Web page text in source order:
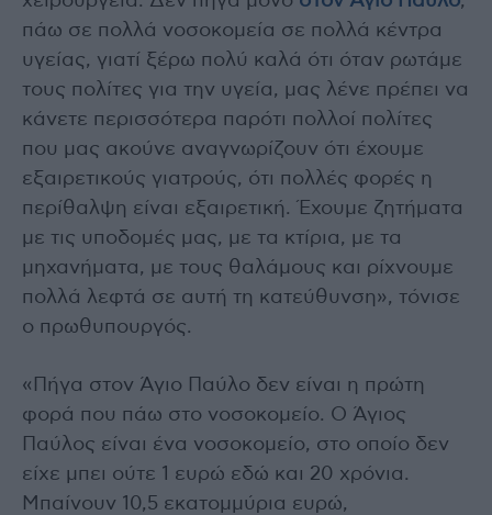
πάω σε πολλά νοσοκομεία σε πολλά κέντρα
υγείας, γιατί ξέρω πολύ καλά ότι όταν ρωτάμε
τους πολίτες για την υγεία, μας λένε πρέπει να
κάνετε περισσότερα παρότι πολλοί πολίτες
που μας ακούνε αναγνωρίζουν ότι έχουμε
εξαιρετικούς γιατρούς, ότι πολλές φορές η
περίθαλψη είναι εξαιρετική. Έχουμε ζητήματα
με τις υποδομές μας, με τα κτίρια, με τα
μηχανήματα, με τους θαλάμους και ρίχνουμε
πολλά λεφτά σε αυτή τη κατεύθυνση», τόνισε
ο πρωθυπουργός.
«Πήγα στον Άγιο Παύλο δεν είναι η πρώτη
φορά που πάω στο νοσοκομείο. Ο Άγιος
Παύλος είναι ένα νοσοκομείο, στο οποίο δεν
είχε μπει ούτε 1 ευρώ εδώ και 20 χρόνια.
Μπαίνουν 10,5 εκατομμύρια ευρώ,